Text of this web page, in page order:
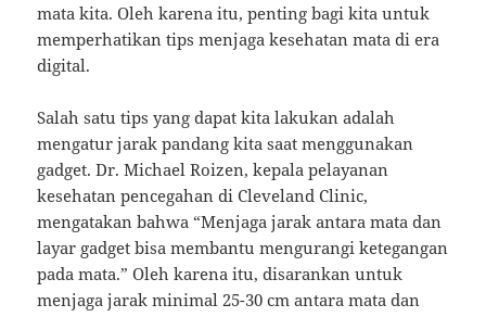
mata kita. Oleh karena itu, penting bagi kita untuk
memperhatikan tips menjaga kesehatan mata di era
digital.
Salah satu tips yang dapat kita lakukan adalah
mengatur jarak pandang kita saat menggunakan
gadget. Dr. Michael Roizen, kepala pelayanan
kesehatan pencegahan di Cleveland Clinic,
mengatakan bahwa “Menjaga jarak antara mata dan
layar gadget bisa membantu mengurangi ketegangan
pada mata.” Oleh karena itu, disarankan untuk
menjaga jarak minimal 25-30 cm antara mata dan